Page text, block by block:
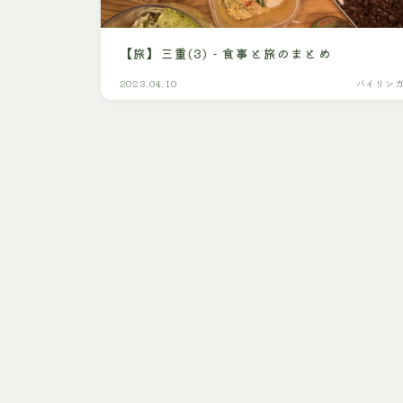
【旅】三重(3) - 食事と旅のまとめ
2023.04.10 バイリン